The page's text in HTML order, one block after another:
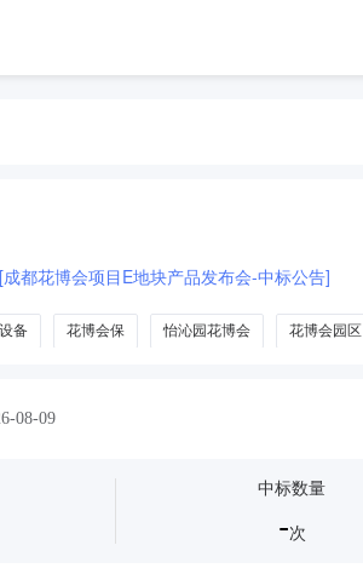
[成都花博会项目E地块产品发布会-中标公告]
备 花博会保 怡沁园花博会 花博会园区
08-09
中标数量
-次